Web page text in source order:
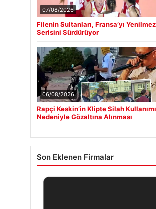
07/08/2026
Filenin Sultanları, Fransa’yı Yenilmez
Serisini Sürdürüyor
06/08/2026
Rapçi Keskin’in Klipte Silah Kullanımı
Nedeniyle Gözaltına Alınması
Son Eklenen Firmalar